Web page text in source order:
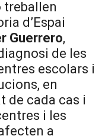
treballen
d’Espai
Guerrero,
de les
escolars i
en
de cada cas i
i les
a